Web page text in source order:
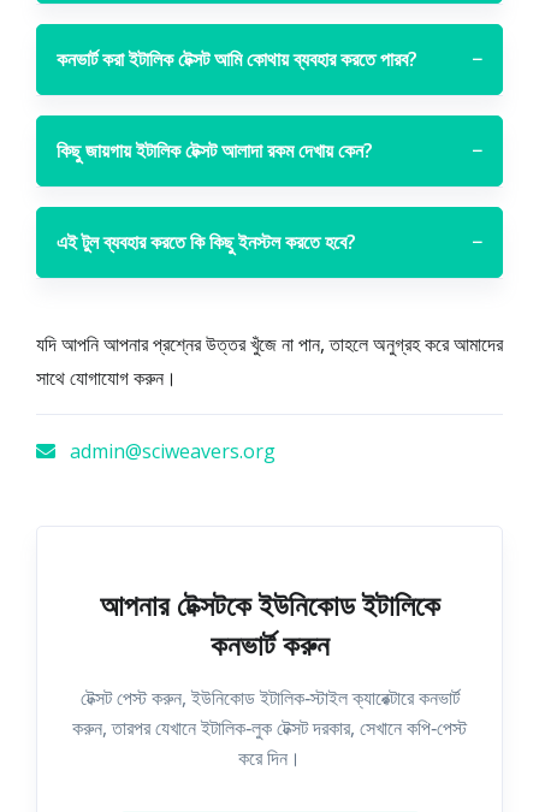
কনভার্ট করা ইটালিক টেক্সট আমি কোথায় ব্যবহার করতে পারব? −
কিছু জায়গায় ইটালিক টেক্সট আলাদা রকম দেখায় কেন? −
এই টুল ব্যবহার করতে কি কিছু ইনস্টল করতে হবে? −
যদি আপনি আপনার প্রশ্নের উত্তর খুঁজে না পান, তাহলে অনুগ্রহ করে আমাদের
সাথে যোগাযোগ করুন।
admin@sciweavers.org
আপনার টেক্সটকে ইউনিকোড ইটালিকে
কনভার্ট করুন
টেক্সট পেস্ট করুন, ইউনিকোড ইটালিক‑স্টাইল ক্যারেক্টারে কনভার্ট
করুন, তারপর যেখানে ইটালিক‑লুক টেক্সট দরকার, সেখানে কপি‑পেস্ট
করে দিন।